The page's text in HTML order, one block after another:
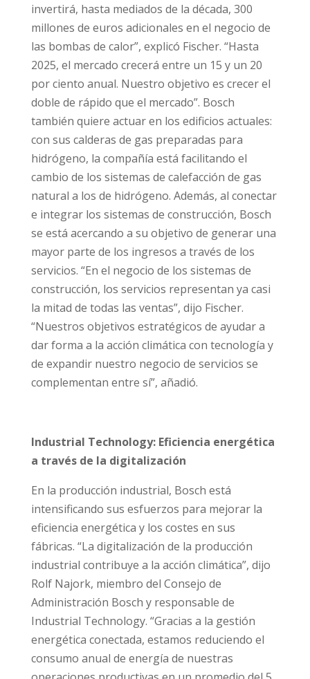
invertirá, hasta mediados de la década, 300
millones de euros adicionales en el negocio de
las bombas de calor”, explicó Fischer. “Hasta
2025, el mercado crecerá entre un 15 y un 20
por ciento anual. Nuestro objetivo es crecer el
doble de rápido que el mercado”. Bosch
también quiere actuar en los edificios actuales:
con sus calderas de gas preparadas para
hidrógeno, la compañía está facilitando el
cambio de los sistemas de calefacción de gas
natural a los de hidrógeno. Además, al conectar
e integrar los sistemas de construcción, Bosch
se está acercando a su objetivo de generar una
mayor parte de los ingresos a través de los
servicios. “En el negocio de los sistemas de
construcción, los servicios representan ya casi
la mitad de todas las ventas”, dijo Fischer.
“Nuestros objetivos estratégicos de ayudar a
dar forma a la acción climática con tecnología y
de expandir nuestro negocio de servicios se
complementan entre sí”, añadió.
Industrial Technology: Eficiencia energética
a través de la digitalización
En la producción industrial, Bosch está
intensificando sus esfuerzos para mejorar la
eficiencia energética y los costes en sus
fábricas. “La digitalización de la producción
industrial contribuye a la acción climática”, dijo
Rolf Najork, miembro del Consejo de
Administración Bosch y responsable de
Industrial Technology. “Gracias a la gestión
energética conectada, estamos reduciendo el
consumo anual de energía de nuestras